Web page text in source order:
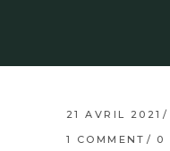
21 AVRIL 2021
1 COMMENT
0